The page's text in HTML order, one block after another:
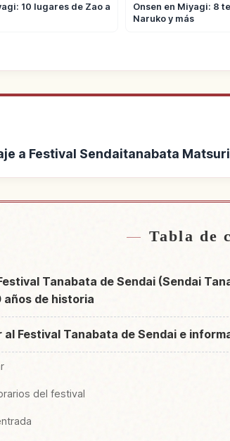
10 lugares de Zao a
Onsen en Miyagi: 8
Naruko y más
a Festival Sendaitanabata Matsuri
Tabla de
Tanabata de Sendai (Sendai
años de historia
al Festival Tanabata de Sendai e
del festival